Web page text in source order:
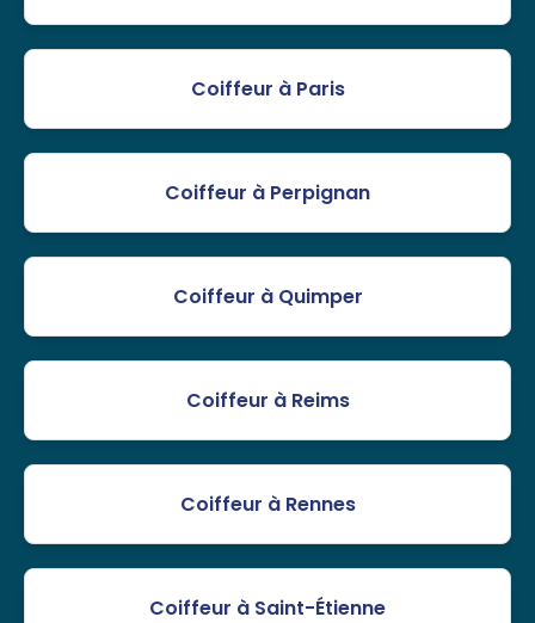
Coiffeur à Paris
Coiffeur à Perpignan
Coiffeur à Quimper
Coiffeur à Reims
Coiffeur à Rennes
Coiffeur à Saint-Étienne